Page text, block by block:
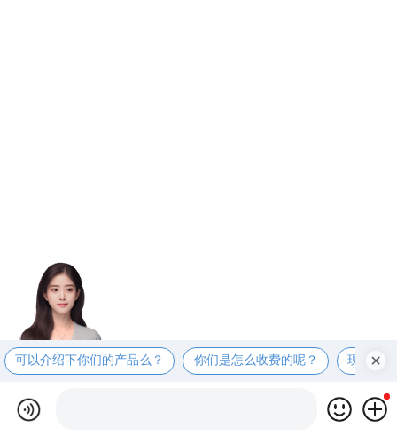
可以介绍下你们的产品么？ 你们是怎么收费的呢？ 现在有